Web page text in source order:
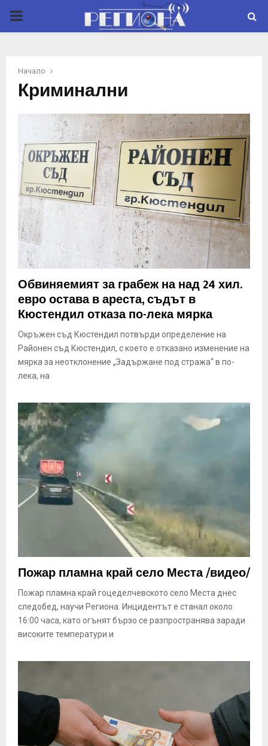
P
M
M
N
U
Начало
Криминални
Обвиняемият за грабеж на над 24 хил.
евро остава в ареста, съдът в
Кюстендил отказа по-лека мярка
Окръжен съд Кюстендил потвърди определение на
Районен съд Кюстендил, с което е отказано изменение на
мярка за неотклонение „Задържане под стража“ в по-
лека, на
Пожар пламна край село Места /видео/
Пожар пламна край гоцеделчевското село Места днес
следобед, научи Региона. Инцидентът е станал около
16:00 часа, като огънят бързо се разпространява заради
високите температури и